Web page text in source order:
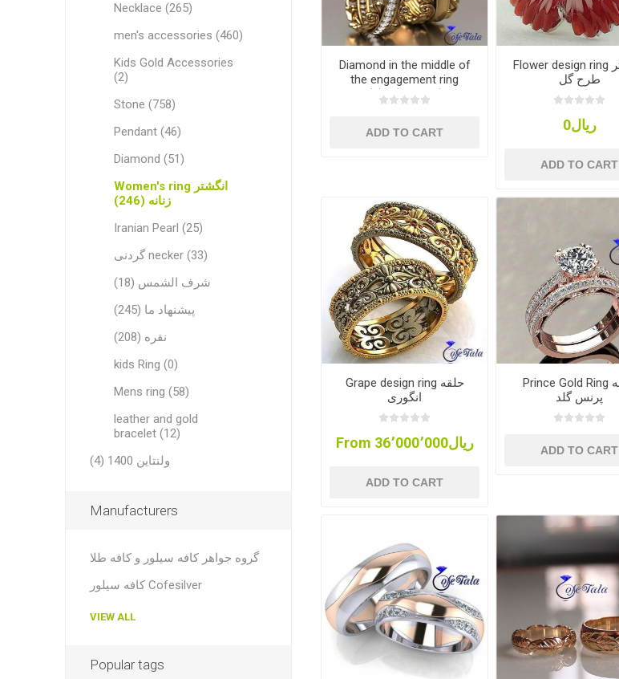
Diamond in the middle of
the engagement ring
حلقه وسط برلیان
ADD TO CART
Flower design ring انگشتر
طرح گل
ریال0
ADD TO CART
Grape design ring حلقه
انگوری
From ریال36٬000٬000
ADD TO CART
Prince Gold Ring حلقه
پرنس گلد
ADD TO CART
Necklace (265)
men's accessories (460)
Kids Gold Accessories
(2)
Stone (758)
Pendant (46)
Diamond (51)
Women's ring انگشتر
زنانه (246)
Iranian Pearl (25)
گردنی necker (33)
شرف الشمس (18)
پیشنهاد ما (245)
نقره (208)
kids Ring (0)
Mens ring (58)
leather and gold
bracelet (12)
ولنتاین 1400 (4)
Manufacturers
گروه جواهر کافه سیلور و کافه طلا
کافه سیلور Cofesilver
VIEW ALL
Popular tags